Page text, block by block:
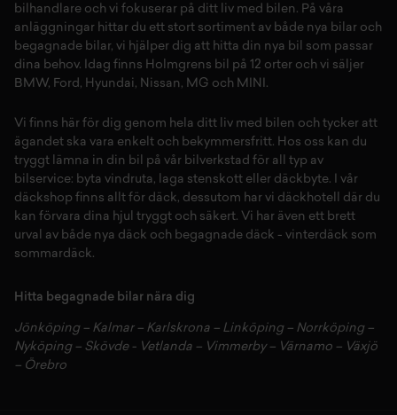
bilhandlare och vi fokuserar på ditt liv med bilen. På våra
anläggningar hittar du ett stort sortiment av både nya bilar och
begagnade bilar, vi hjälper dig att hitta din nya bil som passar
dina behov. Idag finns Holmgrens bil på 12 orter och vi säljer
BMW, Ford , Hyundai, Nissan , MG och MINI .
Vi finns här för dig genom hela ditt liv med bilen och tycker att
ägandet ska vara enkelt och bekymmersfritt. Hos oss kan du
tryggt lämna in din bil på vår bilverkstad för all typ av
bilservice: byta vindruta, laga stenskott eller däckbyte. I vår
däckshop finns allt för däck, dessutom har vi däckhotell d är du
kan förvara dina hjul tryggt och säkert. Vi har även ett brett
urval av både nya däck och begagnade däck - vinterdäck som
sommardäck.
Hitta begagnade bilar nära dig
Jönköping– Kalmar – Karlskrona – Linköping– Norrköping–
Nyköping– Skövde- Vetlanda – Vimmerby– Värnamo – Växjö
– Örebro